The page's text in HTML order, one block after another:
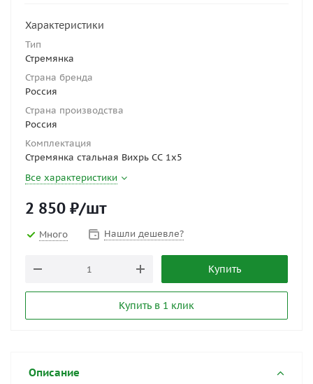
Характеристики
Тип
Стремянка
Страна бренда
Россия
Страна производства
Россия
Комплектация
Стремянка стальная Вихрь СС 1x5
Все характеристики
2 850 ₽/шт
Много Нашли дешевле?
Купить
Купить в 1 клик
Описание